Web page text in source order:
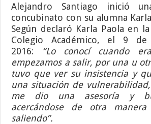
Alejandro Santiago inició
concubinato con su alumna
Según declaró Karla Paola en
Colegio Académico, el 9
2016:
“Lo conocí cuando
empezamos a salir, por una u
tuvo que ver su insistencia y
una situación de
me dio una asesoría y
acercándose de otra
saliendo”.